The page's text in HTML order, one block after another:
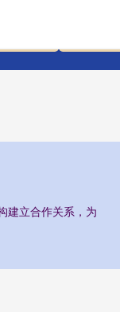
专业配
建立合作关系，为